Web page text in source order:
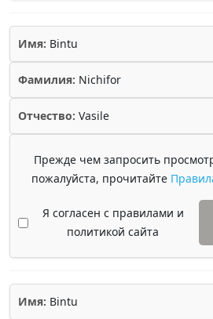
Имя: Bintu
Фамилия: Nichifor
Отчество: Vasile
Прежде чем запросить
пожалуйста, прочитайте
Я согласен с правилами и
политикой сайта
Имя: Bintu